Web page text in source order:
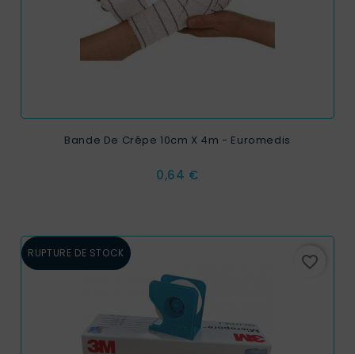
Bande De Crêpe 10cm X 4m - Euromedis
Prix
0,64 €
RUPTURE DE STOCK favorite_border